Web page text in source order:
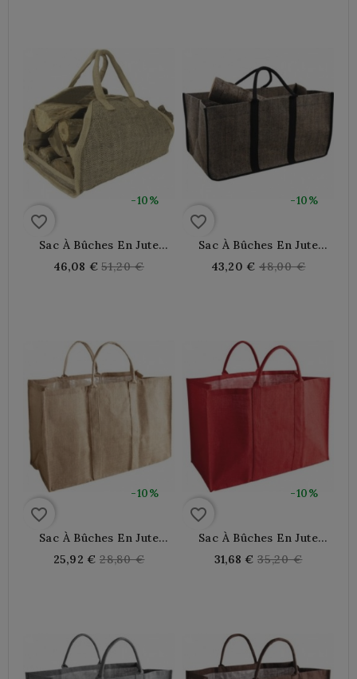
-10%
favorite_border
Sac À Bûches En Jute
Plastifiée
46,08 € Regular
51,20 €
-10%
favorite_border
Sac À Bûches En Jute
Plastifiée
43,20 € Regular
48,00 €
-10%
favorite_border
Sac À Bûches En Jute
Beige
25,92 € Regular
28,80 €
-10%
favorite_border
Sac À Bûches En Jute
Rouge
31,68 € Regular
35,20 €